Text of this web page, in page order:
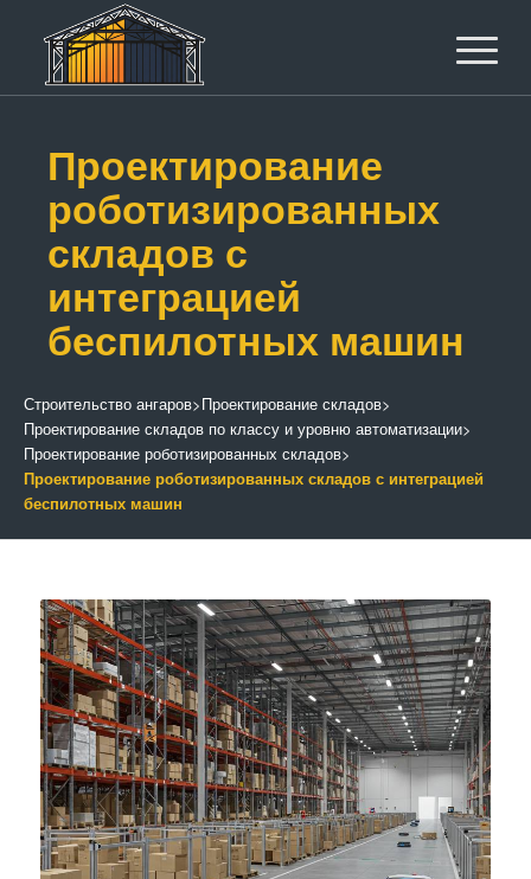
Проектирование
роботизированных
складов с
интеграцией
беспилотных машин
Строительство ангаров>Проектирование складов>
Проектирование складов по классу и уровню автоматизации>
Проектирование роботизированных складов>
Проектирование роботизированных складов с интеграцией
беспилотных машин